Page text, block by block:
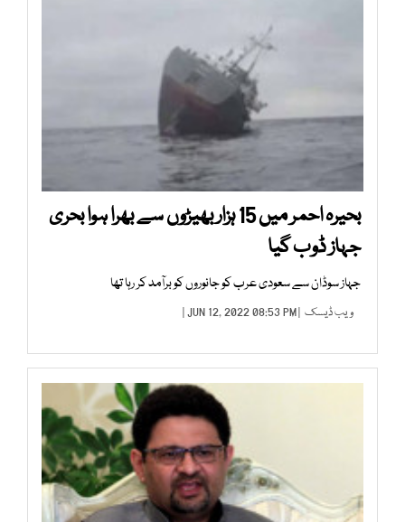
بحیرہ احمر میں 15 ہزار بھیڑوں سے بھرا ہوا بحری
جہاز ڈوب گیا
جہاز سوڈان سے سعودی عرب کو جانوروں کو برآمد کر رہا تھا
ویب ڈیسک | JUN 12, 2022 08:53 PM |